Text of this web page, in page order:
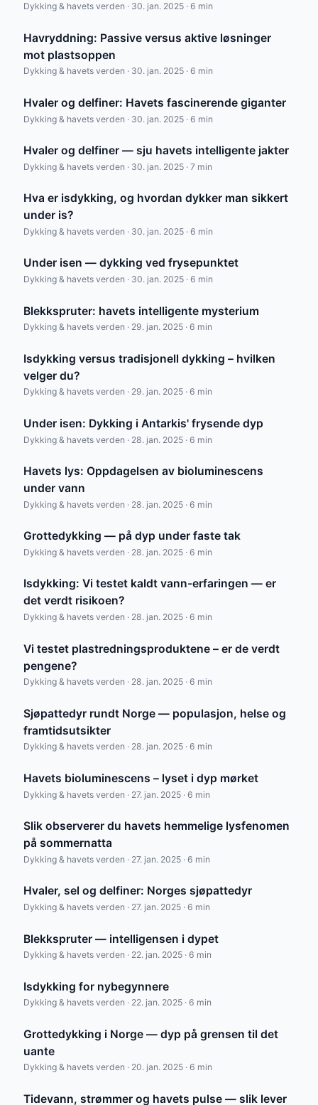
Dykking & havets verden · 30. jan. 2025 · 6 min
Havryddning: Passive versus aktive løsninger
mot plastsoppen
Dykking & havets verden · 30. jan. 2025 · 6 min
Hvaler og delfiner: Havets fascinerende giganter
Dykking & havets verden · 30. jan. 2025 · 6 min
Hvaler og delfiner — sju havets intelligente jakter
Dykking & havets verden · 30. jan. 2025 · 7 min
Hva er isdykking, og hvordan dykker man sikkert
under is?
Dykking & havets verden · 30. jan. 2025 · 6 min
Under isen — dykking ved frysepunktet
Dykking & havets verden · 30. jan. 2025 · 6 min
Blekkspruter: havets intelligente mysterium
Dykking & havets verden · 29. jan. 2025 · 6 min
Isdykking versus tradisjonell dykking – hvilken
velger du?
Dykking & havets verden · 29. jan. 2025 · 6 min
Under isen: Dykking i Antarkis' frysende dyp
Dykking & havets verden · 28. jan. 2025 · 6 min
Havets lys: Oppdagelsen av bioluminescens
under vann
Dykking & havets verden · 28. jan. 2025 · 6 min
Grottedykking — på dyp under faste tak
Dykking & havets verden · 28. jan. 2025 · 6 min
Isdykking: Vi testet kaldt vann-erfaringen — er
det verdt risikoen?
Dykking & havets verden · 28. jan. 2025 · 6 min
Vi testet plastredningsproduktene – er de verdt
pengene?
Dykking & havets verden · 28. jan. 2025 · 6 min
Sjøpattedyr rundt Norge — populasjon, helse og
framtidsutsikter
Dykking & havets verden · 28. jan. 2025 · 6 min
Havets bioluminescens – lyset i dyp mørket
Dykking & havets verden · 27. jan. 2025 · 6 min
Slik observerer du havets hemmelige lysfenomen
på sommernatta
Dykking & havets verden · 27. jan. 2025 · 6 min
Hvaler, sel og delfiner: Norges sjøpattedyr
Dykking & havets verden · 27. jan. 2025 · 6 min
Blekkspruter — intelligensen i dypet
Dykking & havets verden · 22. jan. 2025 · 6 min
Isdykking for nybegynnere
Dykking & havets verden · 22. jan. 2025 · 6 min
Grottedykking i Norge — dyp på grensen til det
uante
Dykking & havets verden · 20. jan. 2025 · 6 min
Tidevann, strømmer og havets pulse — slik lever